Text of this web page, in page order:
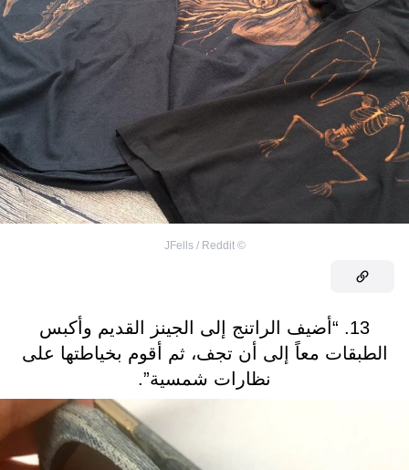
©
JFells / Reddit
13. “أضيف الراتنج إلى الجينز القديم وأكبس
الطبقات معاً إلى أن تجف، ثم أقوم بخياطتها على
نظارات شمسية”.